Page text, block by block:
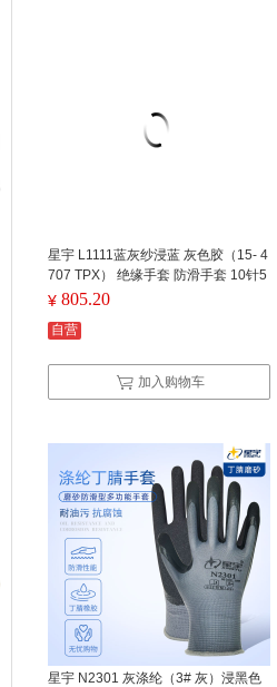
星宇 L1111蓝灰纱浸蓝 灰色胶（15- 4
707 TPX） 绝缘手套 防滑手套 10针5
股 细涤棉乳 胶核桃纹
¥ 805.20
自营
加入购物车
星宇 N2301 灰涤纶（3# 灰）浸黑色